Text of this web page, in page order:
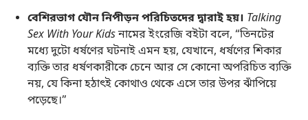
বেশিরভাগ যৌন নিপীড়ন পরিচিতদের দ্বারাই হয়। Talking
Sex With Your Kidsনামের ইংরেজি বইটা বলে, “তিনটের
মধ্যে দুটো ধর্ষণের ঘটনাই এমন হয়, যেখানে, ধর্ষণের শিকার
ব্যক্তি তার ধর্ষণকারীকে চেনে আর সে কোনো অপরিচিত ব্যক্তি
নয়, যে কিনা হঠাৎই কোথাও থেকে এসে তার উপর ঝাঁপিয়ে
পড়েছে।”